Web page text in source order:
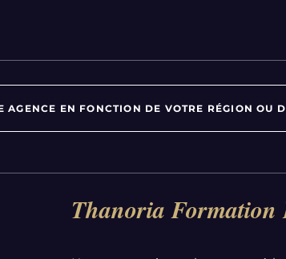
AGENCE EN FONCTION DE VOTRE RÉGION OU
Par département :
Thanoria Formation